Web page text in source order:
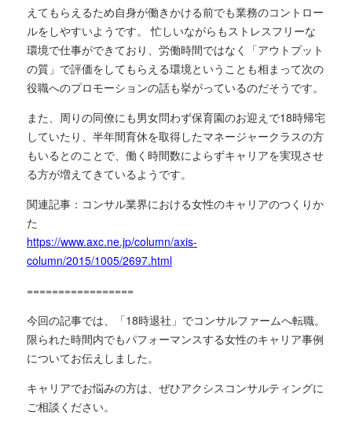
えてもらえるため自身が働きかける前でも業務のコントロー
ルをしやすいようです。 忙しいながらもストレスフリーな
環境で仕事ができており、労働時間ではなく「アウトプット
の質」で評価をしてもらえる環境ということも相まって次の
役職へのプロモーションの話も挙がっているのだそうです。
また、周りの同僚にも男女問わず保育園のお迎えで18時帰宅
していたり、半年間育休を取得したマネージャークラスの方
もいるとのことで、働く時間数によらずキャリアを実現させ
る方が増えてきているようです。
関連記事：コンサル業界における女性のキャリアのつくりか
た
https://www.axc.ne.jp/column/axis-
column/2015/1005/2697.html
=================
今回の記事では、「18時退社」でコンサルファームへ転職。
限られた時間内でもパフォーマンスする女性のキャリア事例
についてお伝えしました。
キャリアでお悩みの方は、ぜひアクシスコンサルティングに
ご相談ください。